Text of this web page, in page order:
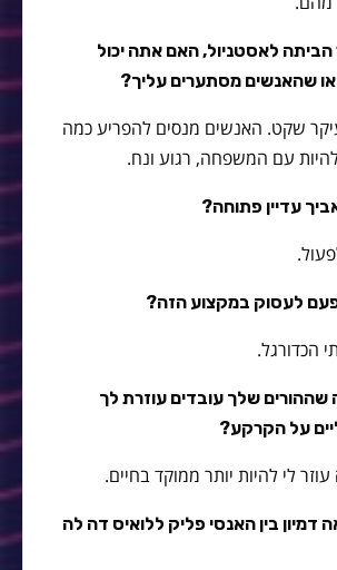
לאסטניול, האם אתה יכול
שהאנשים מסתערים עליך?
שקט. האנשים מנסים להפריע כמה
להיות עם המשפחה, רגוע ונח.
עדיין פתוחה?
לעסוק במקצוע הזה?
הכדורגל.
שלך עובדים עוזרת לך
על הקרקע?
לי להיות יותר ממוקד בחיים.
דמיון בין האנסי פליק ללואיס דה לה